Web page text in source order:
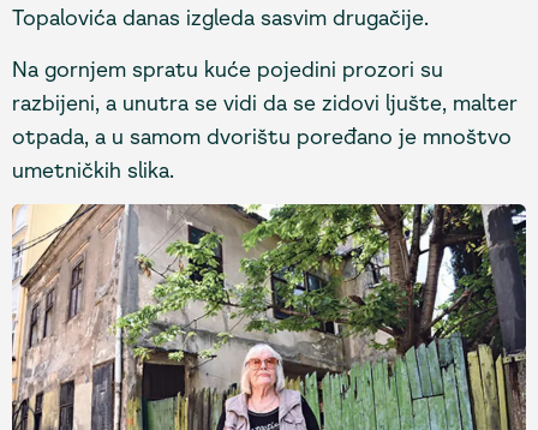
Topalovića danas izgleda sasvim drugačije.
Na gornjem spratu kuće pojedini prozori su
razbijeni, a unutra se vidi da se zidovi ljušte, malter
otpada, a u samom dvorištu poređano je mnoštvo
umetničkih slika.